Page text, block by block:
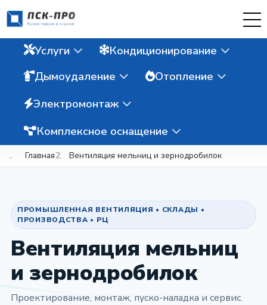
Услуги
Кондиционирование
Дымоудаление
Отопление
Электромонтаж
Комплексное оснащение
Главная Вентиляция мельниц и зернодробилок
ПРОМЫШЛЕННАЯ ВЕНТИЛЯЦИЯ • СКЛАДЫ •
ПРОИЗВОДСТВА • РЦ
Вентиляция мельниц
и зернодробилок
Проектирование, монтаж, пуско-наладка и сервис.